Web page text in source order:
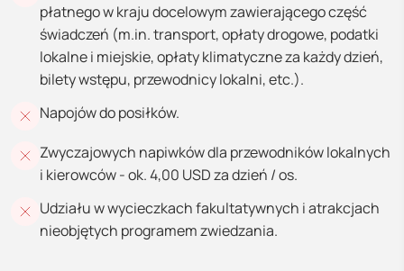
płatnego w kraju docelowym zawierającego część
świadczeń (m.in. transport, opłaty drogowe, podatki
lokalne i miejskie, opłaty klimatyczne za każdy dzień,
bilety wstępu, przewodnicy lokalni, etc.).
Napojów do posiłków.
Zwyczajowych napiwków dla przewodników lokalnych
i kierowców - ok. 4,00 USD za dzień / os.
Udziału w wycieczkach fakultatywnych i atrakcjach
nieobjętych programem zwiedzania.